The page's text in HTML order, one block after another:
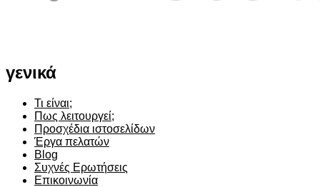
γενικά
Τι είναι;
Πως λειτουργεί;
Προσχέδια ιστοσελίδων
Έργα πελατών
Blog
Συχνές Ερωτήσεις
Επικοινωνία